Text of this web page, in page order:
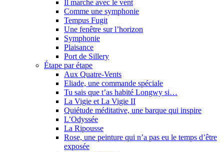
Il marche avec le vent
Comme une symphonie
Tempus Fugit
Une fenêtre sur l’horizon
Symphonie
Plaisance
Port de Sillery
Étape par étape
Aux Quatre-Vents
Eliade, une commande spéciale
Tu sais que t’as habité Longwy si…
La Vigie et La Vigie II
Quiétude méditative, une barque qui inspire
L’Odyssée
La Ripousse
Rose, une peinture qui n’a pas eu le temps d’être
exposée